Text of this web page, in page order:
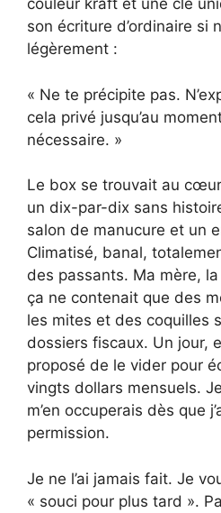
couleur kraft et une clé
son écriture d’ordinaire si
légèrement :
« Ne te précipite pas.
cela privé jusqu’au
nécessaire. »
Le box se trouvait au
un dix-par-dix sans
salon de manucure et un
Climatisé, banal,
des passants. Ma mère,
ça ne contenait que des
les mites et des coquilles
dossiers fiscaux. Un jour,
proposé de le vider pour
vingts dollars mensuels.
m’en occuperais dès que
permission.
Je ne l’ai jamais fait. Je
« souci pour plus tard ».